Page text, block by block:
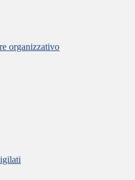
organizzativo